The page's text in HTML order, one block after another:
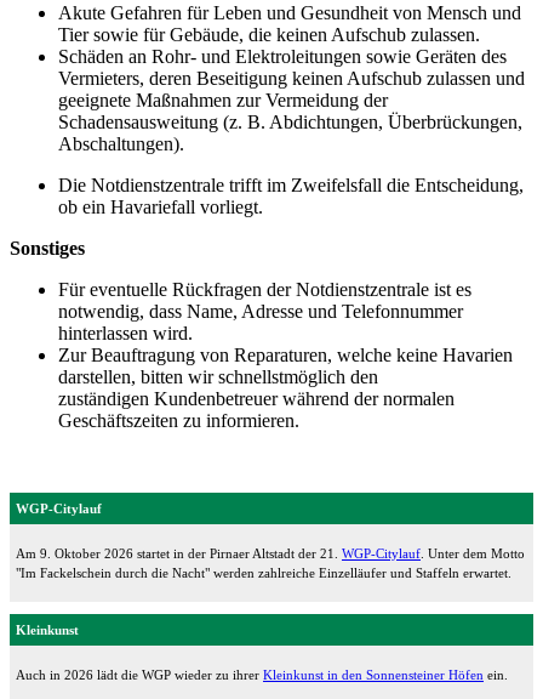
Akute Gefahren für Leben und Gesundheit von Mensch und
Tier sowie für Gebäude, die keinen Aufschub zulassen.
Schäden an Rohr- und Elektroleitungen sowie Geräten des
Vermieters, deren Beseitigung keinen Aufschub zulassen und
geeignete Maßnahmen zur Vermeidung der
Schadensausweitung (z. B. Abdichtungen, Überbrückungen,
Abschaltungen).
Die Notdienstzentrale trifft im Zweifelsfall die Entscheidung,
ob ein Havariefall vorliegt.
Sonstiges
Für eventuelle Rückfragen der Notdienstzentrale ist es
notwendig, dass Name, Adresse und Telefonnummer
hinterlassen wird.
Zur Beauftragung von Reparaturen, welche keine Havarien
darstellen, bitten wir schnellstmöglich den
zuständigen Kundenbetreuer während der normalen
Geschäftszeiten zu informieren.
WGP-Citylauf
Am 9. Oktober 2026 startet in der Pirnaer Altstadt der 21. WGP-Citylauf . Unter dem Motto
"Im Fackelschein durch die Nacht" werden zahlreiche Einzelläufer und Staffeln erwartet.
Kleinkunst
Auch in 2026 lädt die WGP wieder zu ihrer Kleinkunst in den Sonnensteiner Höfen ein.